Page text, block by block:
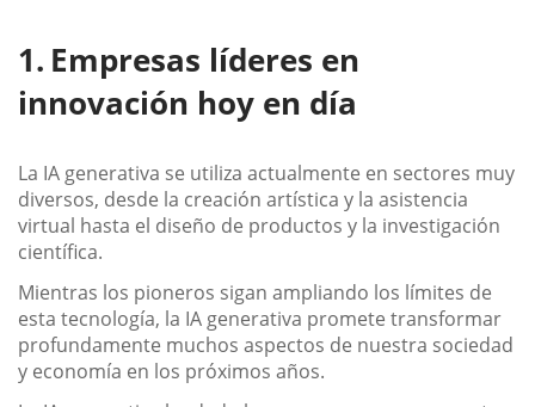
Empresas líderes en
innovación hoy en día
La IA generativa se utiliza actualmente en sectores muy
diversos, desde la creación artística y la asistencia
virtual hasta el diseño de productos y la investigación
científica.
Mientras los pioneros sigan ampliando los límites de
esta tecnología, la IA generativa promete transformar
profundamente muchos aspectos de nuestra sociedad
y economía en los próximos años.